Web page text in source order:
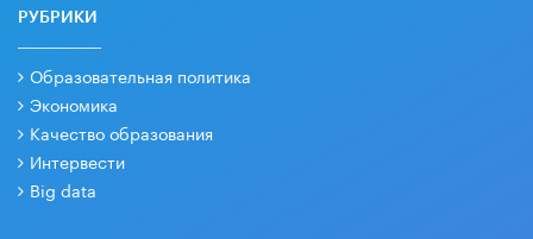
РУБРИКИ
Образовательная политика
Экономика
Качество образования
Интервести
Big data